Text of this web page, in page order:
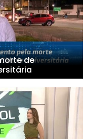
de